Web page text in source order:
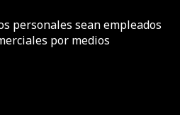
personales sean empleados
por medios